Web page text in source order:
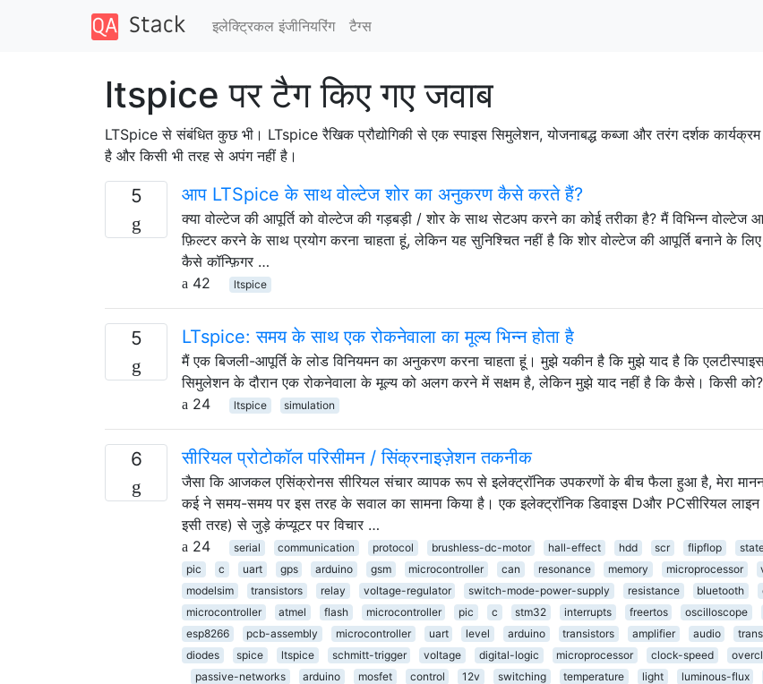
इलेक्ट्रिकल इंजीनियरिंग टैग्‍स
ltspice पर टैग किए गए जवाब
LTSpice से संबंधित कुछ भी। LTspice रैखिक प्रौद्योगिकी से एक स्पाइस सिमुलेशन, योजनाबद्ध कब्जा और तरंग दर्शक
है और किसी भी तरह से अपंग नहीं है।
5 आप LTSpice के साथ वोल्टेज शोर का अनुकरण कैसे करते हैं?
क्या वोल्टेज की आपूर्ति को वोल्टेज की गड़बड़ी / शोर के साथ सेटअप करने का कोई तरीका है? मैं विभिन्न वोल्टेज
फ़िल्टर करने के साथ प्रयोग करना चाहता हूं, लेकिन यह सुनिश्चित नहीं है कि शोर वोल्टेज की आपूर्ति बनाने के
कैसे कॉन्फ़िगर …
42
ltspice
5 LTspice: समय के साथ एक रोकनेवाला का मूल्य भिन्न होता है
मैं एक बिजली-आपूर्ति के लोड विनियमन का अनुकरण करना चाहता हूं। मुझे यकीन है कि मुझे याद है कि
सिमुलेशन के दौरान एक रोकनेवाला के मूल्य को अलग करने में सक्षम है, लेकिन मुझे याद नहीं है कि कैसे। किसी को?
24
ltspice simulation
6 सीरियल प्रोटोकॉल परिसीमन / सिंक्रनाइज़ेशन तकनीक
जैसा कि आजकल एसिंक्रोनस सीरियल संचार व्यापक रूप से इलेक्ट्रॉनिक उपकरणों के बीच फैला हुआ है, मेरा
कई ने समय-समय पर इस तरह के सवाल का सामना किया है। एक इलेक्ट्रॉनिक डिवाइस Dऔर PCसीरियल
इसी तरह) से जुड़े कंप्यूटर पर विचार …
24
serial communication protocol brushless-dc-motor hall-effect hdd scr flipflop
pic
c uart gps arduino gsm microcontroller can resonance memory microprocessor
modelsim
transistors relay voltage-regulator switch-mode-power-supply resistance bluetooth
microcontroller
atmel flash microcontroller pic c stm32 interrupts freertos oscilloscope
esp8266
pcb-assembly microcontroller uart level arduino transistors amplifier audio
diodes
spice ltspice schmitt-trigger voltage digital-logic microprocessor clock-speed
passive-networks
arduino mosfet control 12v switching temperature light luminous-flux